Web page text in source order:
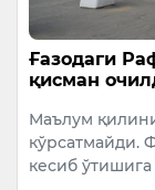
Ғазодаги
қисман
Маълум
кўрсатмайди.
кесиб